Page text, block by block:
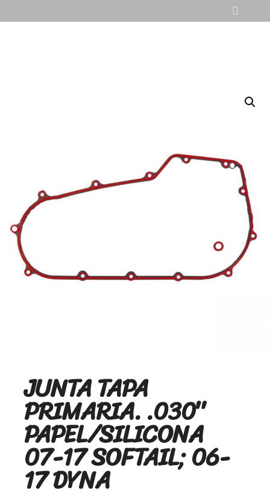
JUNTA TAPA
PRIMARIA. .030″
PAPEL/SILICONA
07-17 SOFTAIL; 06-
17 DYNA